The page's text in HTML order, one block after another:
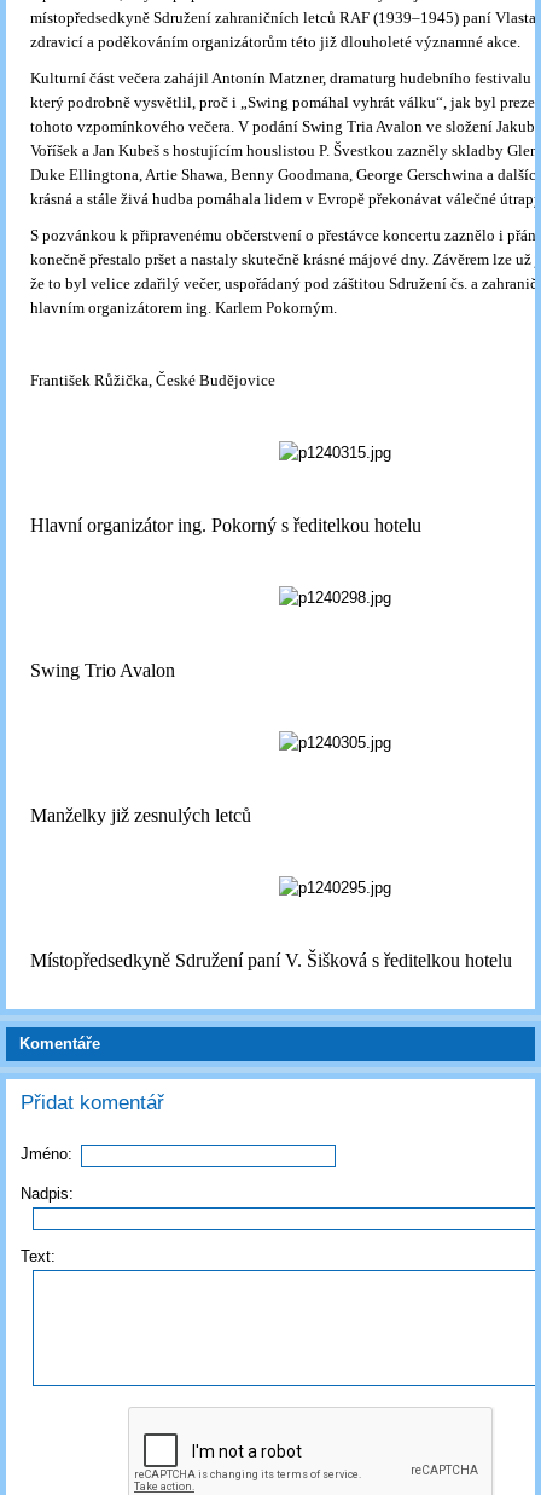
místopředsedkyně Sdružení zahraničních letců RAF (1939–1945) paní Vlasta
zdravicí a poděkováním organizátorům této již dlouholeté významné akce.
Kulturní část večera zahájil Antonín Matzner, dramaturg hudebního festivalu
který podrobně vysvětlil, proč i „Swing pomáhal vyhrát válku“, jak byl
tohoto vzpomínkového večera. V podání Swing Tria Avalon ve složení Jakub
Voříšek a Jan Kubeš s hostujícím houslistou P. Švestkou zazněly skladby
Duke Ellingtona, Artie Shawa, Benny Goodmana, George Gerschwina a
krásná a stále živá hudba pomáhala lidem v Evropě překonávat válečné
S pozvánkou k připravenému občerstvení o přestávce koncertu zaznělo i
konečně přestalo pršet a nastaly skutečně krásné májové dny. Závěrem lze už
že to byl velice zdařilý večer, uspořádaný pod záštitou Sdružení čs. a
hlavním organizátorem ing. Karlem Pokorným.
František Růžička, České Budějovice
Hlavní organizátor ing. Pokorný s ředitelkou hotelu
Swing Trio Avalon
Manželky již zesnulých letců
Místopředsedkyně Sdružení paní V. Šišková s ředitelkou hotelu
Komentáře
Přidat komentář
Jméno:
Nadpis:
Text: